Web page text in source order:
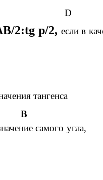
2:tg p/2,
тангенса
самого угла,